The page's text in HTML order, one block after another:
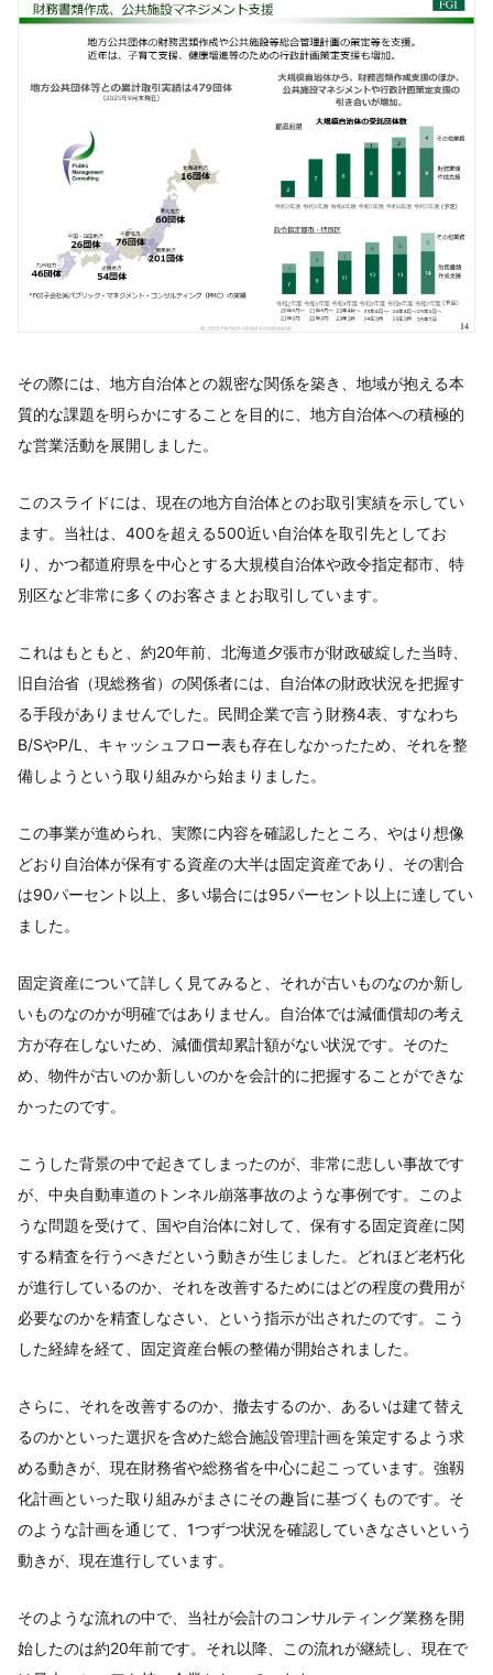
その際には、地方自治体との親密な関係を築き、地域が抱える本
質的な課題を明らかにすることを目的に、地方自治体への積極的
な営業活動を展開しました。
このスライドには、現在の地方自治体とのお取引実績を示してい
ます。当社は、400を超える500近い自治体を取引先としてお
り、かつ都道府県を中心とする大規模自治体や政令指定都市、特
別区など非常に多くのお客さまとお取引しています。
これはもともと、約20年前、北海道夕張市が財政破綻した当時、
旧自治省（現総務省）の関係者には、自治体の財政状況を把握す
る手段がありませんでした。民間企業で言う財務4表、すなわち
B/SやP/L、キャッシュフロー表も存在しなかったため、それを整
備しようという取り組みから始まりました。
この事業が進められ、実際に内容を確認したところ、やはり想像
どおり自治体が保有する資産の大半は固定資産であり、その割合
は90パーセント以上、多い場合には95パーセント以上に達してい
ました。
固定資産について詳しく見てみると、それが古いものなのか新し
いものなのかが明確ではありません。自治体では減価償却の考え
方が存在しないため、減価償却累計額がない状況です。そのた
め、物件が古いのか新しいのかを会計的に把握することができな
かったのです。
こうした背景の中で起きてしまったのが、非常に悲しい事故です
が、中央自動車道のトンネル崩落事故のような事例です。このよ
うな問題を受けて、国や自治体に対して、保有する固定資産に関
する精査を行うべきだという動きが生じました。どれほど老朽化
が進行しているのか、それを改善するためにはどの程度の費用が
必要なのかを精査しなさい、という指示が出されたのです。こう
した経緯を経て、固定資産台帳の整備が開始されました。
さらに、それを改善するのか、撤去するのか、あるいは建て替え
るのかといった選択を含めた総合施設管理計画を策定するよう求
める動きが、現在財務省や総務省を中心に起こっています。強靱
化計画といった取り組みがまさにその趣旨に基づくものです。そ
のような計画を通じて、1つずつ状況を確認していきなさいという
動きが、現在進行しています。
そのような流れの中で、当社が会計のコンサルティング業務を開
始したのは約20年前です。それ以降、この流れが継続し、現在で